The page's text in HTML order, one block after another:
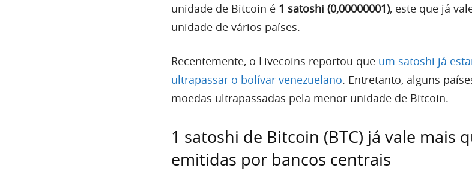
unidade de Bitcoin é 1 satoshi (0,00000001), este que já
unidade de vários países.
Recentemente, o Livecoins reportou que um satoshi já
ultrapassar o bolívar venezuelano. Entretanto, alguns
moedas ultrapassadas pela menor unidade de Bitcoin.
1 satoshi de Bitcoin (BTC) já vale mais
emitidas por bancos centrais